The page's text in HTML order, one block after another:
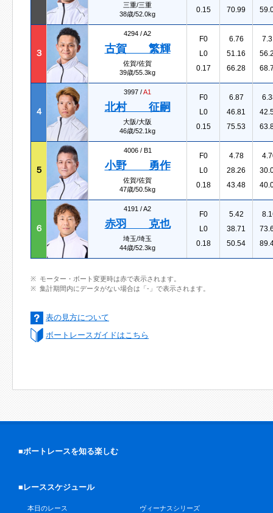
三重/三重
38歳/52.0kg
0.15
70.99
３
4294 /A2
古賀 繁輝
佐賀/佐賀
39歳/55.3kg
F0
L0
0.17
6.76
51.16
66.28
４
3997 /A1
北村 征嗣
大阪/大阪
46歳/52.1kg
F0
L0
0.15
6.87
46.81
75.53
５
4006 / B1
小野 勇作
佐賀/佐賀
47歳/50.5kg
F0
L0
0.18
4.78
28.26
43.48
６
4191 /A2
赤羽 克也
埼玉/埼玉
44歳/52.3kg
F0
L0
0.18
5.42
38.71
50.54
モーター・ボート変更時は赤で表示されます。
集計期間内にデータがない場合は「-」で表示されます。
表の見方について
ボートレースガイドはこちら
■ボートレースを知る楽しむ
■レーススケジュール
本日のレース
ヴィーナスシリーズ